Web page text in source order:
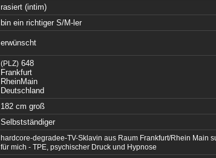
rasiert (intim)
bin ein richtiger S/M-ler
erwünscht
(PLZ) 648
Frankfurt
RheinMain
Deutschland
182 cm groß
Selbstständiger
hardcore-degradee-TV-Sklavin aus Raum Frankfurt/Rhein Main
für mich - TPE, psychischer Druck und Hypnose